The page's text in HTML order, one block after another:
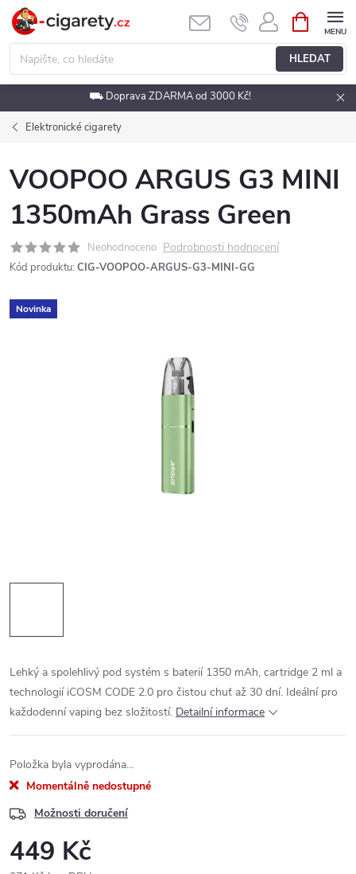
Přejít
obsah
HLEDAT
NÁKUPNÍ
KOŠÍK
⛟ Doprava ZDARMA od 3000 Kč!
Elektronické cigarety
VOOPOO ARGUS G3 MINI
1350mAh Grass Green
Neohodnoceno Podrobnosti hodnocení
Kód produktu: CIG-VOOPOO-ARGUS-G3-MINI-GG
Novinka
Lehký a spolehlivý pod systém s baterií 1350 mAh, cartridge 2 ml a
technologií iCOSM CODE 2.0 pro čistou chuť až 30 dní. Ideální pro
každodenní vaping bez složitostí. Detailní informace
Položka byla vyprodána…
Momentálně nedostupné
Možnosti doručení
449 Kč